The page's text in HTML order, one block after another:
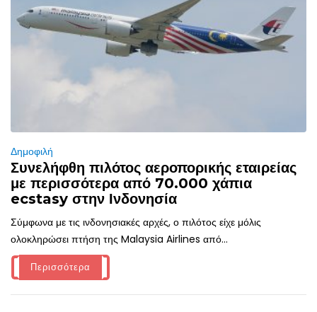
Δημοφιλή
Συνελήφθη πιλότος αεροπορικής εταιρείας
με περισσότερα από 70.000 χάπια
ecstasy στην Ινδονησία
Σύμφωνα με τις ινδονησιακές αρχές, ο πιλότος είχε μόλις
ολοκληρώσει πτήση της Malaysia Airlines από...
Περισσότερα